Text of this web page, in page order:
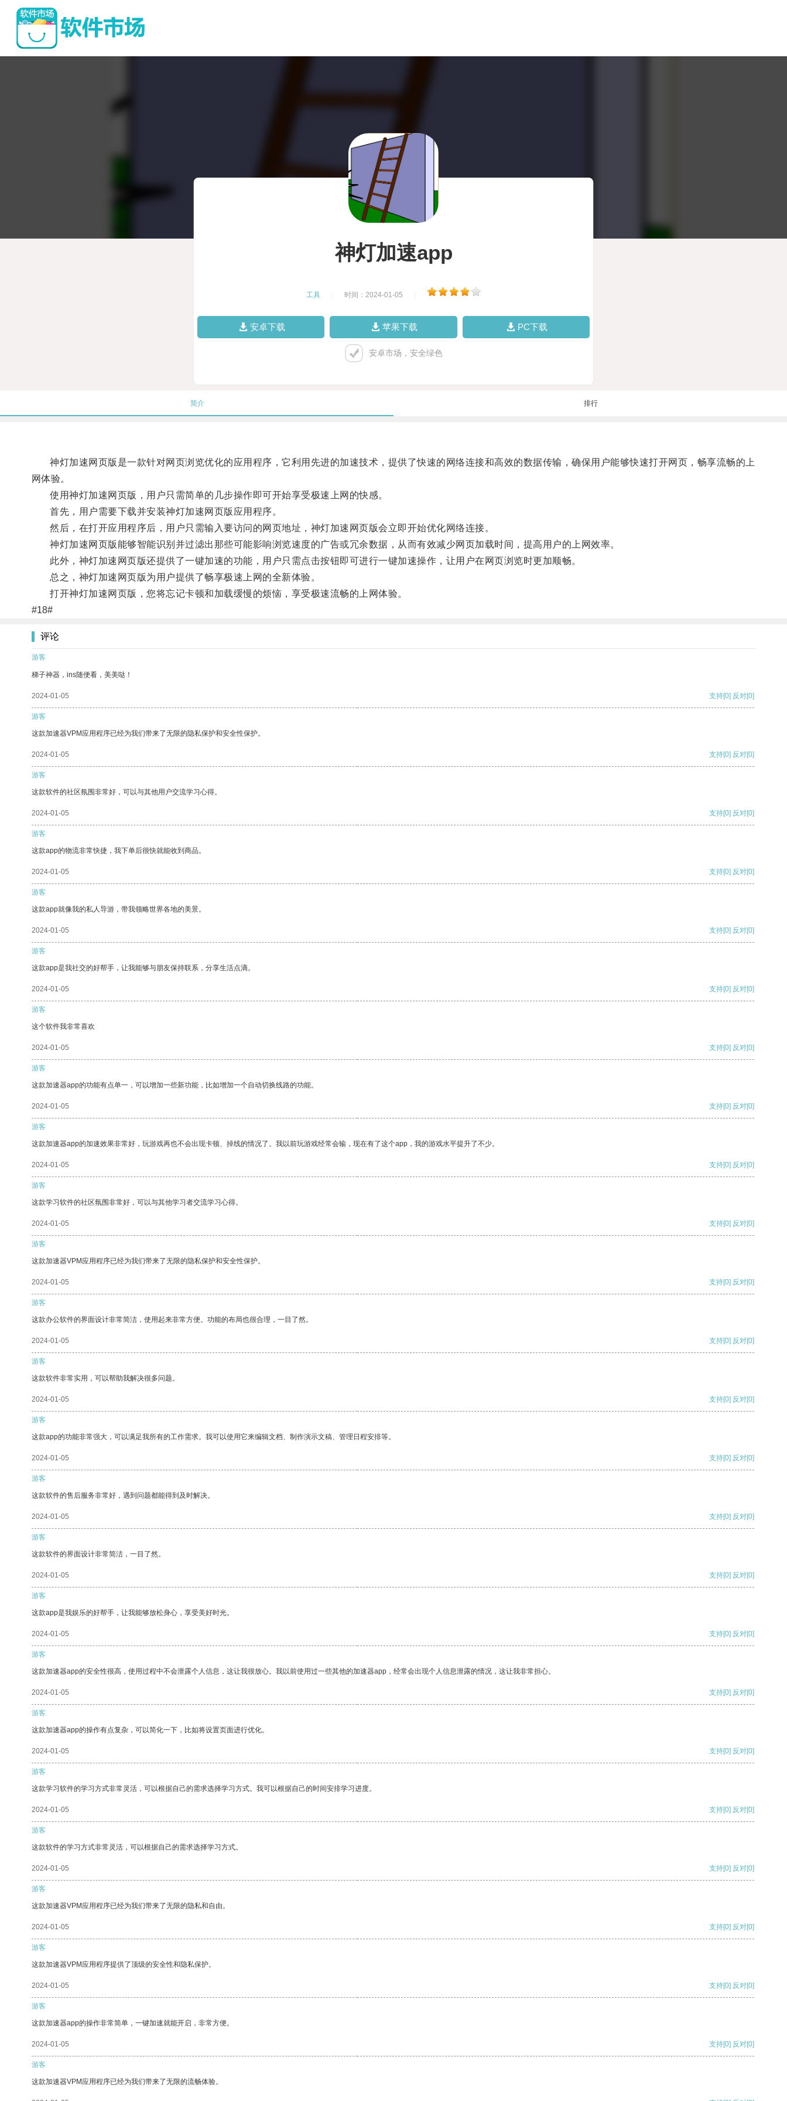
神灯加速app
工具 时间：2024-01-05
安卓下载 苹果下载 PC下载
安卓市场，安全绿色
简介 排行
神灯加速网页版是一款针对网页浏览优化的应用程序，它利用先进的加速技术，提供了快速的网络连接和高效的数据传输，确保用户能够快速打开网页，畅享流畅的上
网体验。
使用神灯加速网页版，用户只需简单的几步操作即可开始享受极速上网的快感。
首先，用户需要下载并安装神灯加速网页版应用程序。
然后，在打开应用程序后，用户只需输入要访问的网页地址，神灯加速网页版会立即开始优化网络连接。
神灯加速网页版能够智能识别并过滤出那些可能影响浏览速度的广告或冗余数据，从而有效减少网页加载时间，提高用户的上网效率。
此外，神灯加速网页版还提供了一键加速的功能，用户只需点击按钮即可进行一键加速操作，让用户在网页浏览时更加顺畅。
总之，神灯加速网页版为用户提供了畅享极速上网的全新体验。
打开神灯加速网页版，您将忘记卡顿和加载缓慢的烦恼，享受极速流畅的上网体验。
#18#
评论
游客
梯子神器，ins随便看，美美哒！
2024-01-05 支持[0] 反对[0]
游客
这款加速器VPM应用程序已经为我们带来了无限的隐私保护和安全性保护。
2024-01-05 支持[0] 反对[0]
游客
这款软件的社区氛围非常好，可以与其他用户交流学习心得。
2024-01-05 支持[0] 反对[0]
游客
这款app的物流非常快捷，我下单后很快就能收到商品。
2024-01-05 支持[0] 反对[0]
游客
这款app就像我的私人导游，带我领略世界各地的美景。
2024-01-05 支持[0] 反对[0]
游客
这款app是我社交的好帮手，让我能够与朋友保持联系，分享生活点滴。
2024-01-05 支持[0] 反对[0]
游客
这个软件我非常喜欢
2024-01-05 支持[0] 反对[0]
游客
这款加速器app的功能有点单一，可以增加一些新功能，比如增加一个自动切换线路的功能。
2024-01-05 支持[0] 反对[0]
游客
这款加速器app的加速效果非常好，玩游戏再也不会出现卡顿、掉线的情况了。我以前玩游戏经常会输，现在有了这个app，我的游戏水平提升了不少。
2024-01-05 支持[0] 反对[0]
游客
这款学习软件的社区氛围非常好，可以与其他学习者交流学习心得。
2024-01-05 支持[0] 反对[0]
游客
这款加速器VPM应用程序已经为我们带来了无限的隐私保护和安全性保护。
2024-01-05 支持[0] 反对[0]
游客
这款办公软件的界面设计非常简洁，使用起来非常方便。功能的布局也很合理，一目了然。
2024-01-05 支持[0] 反对[0]
游客
这款软件非常实用，可以帮助我解决很多问题。
2024-01-05 支持[0] 反对[0]
游客
这款app的功能非常强大，可以满足我所有的工作需求。我可以使用它来编辑文档、制作演示文稿、管理日程安排等。
2024-01-05 支持[0] 反对[0]
游客
这款软件的售后服务非常好，遇到问题都能得到及时解决。
2024-01-05 支持[0] 反对[0]
游客
这款软件的界面设计非常简洁，一目了然。
2024-01-05 支持[0] 反对[0]
游客
这款app是我娱乐的好帮手，让我能够放松身心，享受美好时光。
2024-01-05 支持[0] 反对[0]
游客
这款加速器app的安全性很高，使用过程中不会泄露个人信息，这让我很放心。我以前使用过一些其他的加速器app，经常会出现个人信息泄露的情况，这让我非常担心。
2024-01-05 支持[0] 反对[0]
游客
这款加速器app的操作有点复杂，可以简化一下，比如将设置页面进行优化。
2024-01-05 支持[0] 反对[0]
游客
这款学习软件的学习方式非常灵活，可以根据自己的需求选择学习方式。我可以根据自己的时间安排学习进度。
2024-01-05 支持[0] 反对[0]
游客
这款软件的学习方式非常灵活，可以根据自己的需求选择学习方式。
2024-01-05 支持[0] 反对[0]
游客
这款加速器VPM应用程序已经为我们带来了无限的隐私和自由。
2024-01-05 支持[0] 反对[0]
游客
这款加速器VPM应用程序提供了顶级的安全性和隐私保护。
2024-01-05 支持[0] 反对[0]
游客
这款加速器app的操作非常简单，一键加速就能开启，非常方便。
2024-01-05 支持[0] 反对[0]
游客
这款加速器VPM应用程序已经为我们带来了无限的流畅体验。